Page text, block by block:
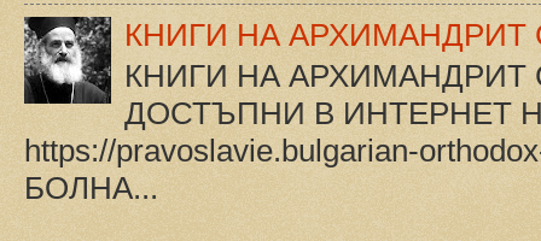
КНИГИ НА АРХИМАНДРИТ
КНИГИ НА
ДОСТЪПНИ В ИНТЕРНЕТ
https://pravoslavie.bulgarian-
БОЛНА...